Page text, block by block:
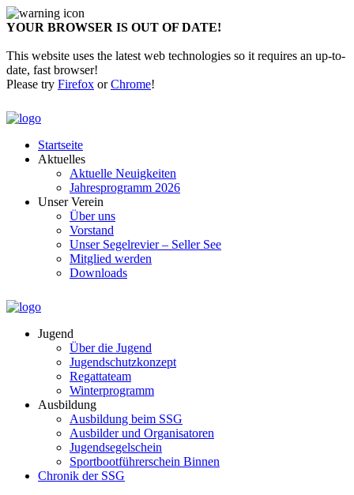
YOUR BROWSER IS OUT OF DATE!
This website uses the latest web technologies so it requires an up-to-
date, fast browser!
Please try Firefox orChrome!
Startseite
Aktuelles
Aktuelle Neuigkeiten
Jahresprogramm 2026
Unser Verein
Über uns
Vorstand
Unser Segelrevier – Seller See
Mitglied werden
Downloads
Jugend
Über die Jugend
Jugendschutzkonzept
Regattateam
Winterprogramm
Ausbildung
Ausbildung beim SSG
Ausbilder und Organisatoren
Jugendsegelschein
Sportbootführerschein Binnen
Chronik der SSG